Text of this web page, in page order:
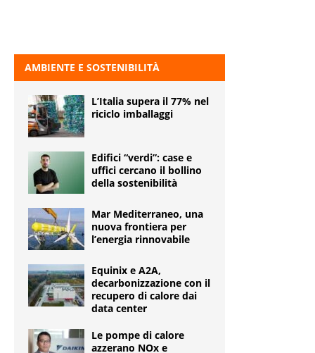
AMBIENTE E SOSTENIBILITÀ
L’Italia supera il 77% nel
riciclo imballaggi
Edifici “verdi”: case e
uffici cercano il bollino
della sostenibilità
Mar Mediterraneo, una
nuova frontiera per
l’energia rinnovabile
Equinix e A2A,
decarbonizzazione con il
recupero di calore dai
data center
Le pompe di calore
azzerano NOx e